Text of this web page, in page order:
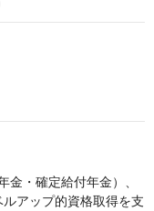
金・確定給付年金）、
アップ的資格取得を支